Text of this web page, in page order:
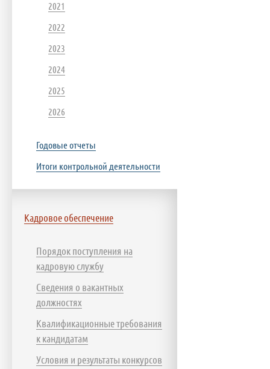
2021
2022
2023
2024
2025
2026
Годовые отчеты
Итоги контрольной деятельности
Кадровое обеспечение
Порядок поступления на
кадровую службу
Сведения о вакантных
должностях
Квалификационные требования
к кандидатам
Условия и результаты конкурсов